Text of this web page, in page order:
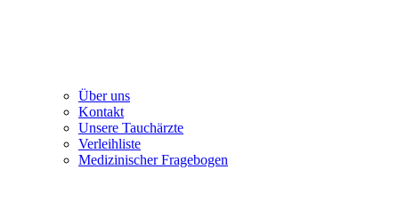
Über uns
Kontakt
Unsere Tauchärzte
Verleihliste
Medizinischer Fragebogen